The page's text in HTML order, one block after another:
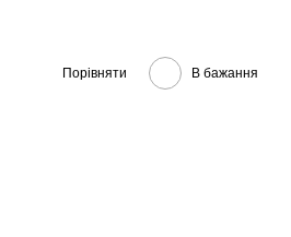
Порівняти В бажання